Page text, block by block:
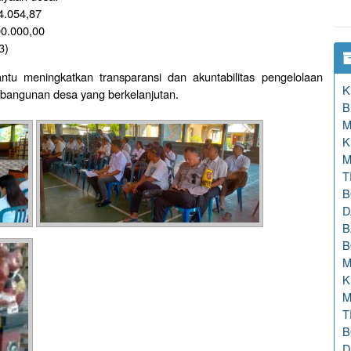
meningkatkan transparansi dan akuntabilitas pengelolaan
desa yang berkelanjutan.